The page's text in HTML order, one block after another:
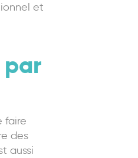
et
faire
des
aussi